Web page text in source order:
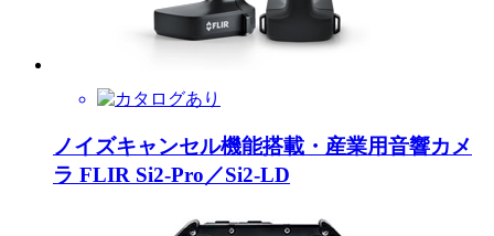
ノイズキャンセル機能搭載・産業用音響カメ
ラ FLIR Si2-Pro／Si2-LD